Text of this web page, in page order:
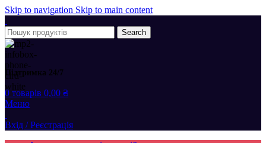
Skip to navigation Skip to main content
Search
Підтримка 24/7
0 товарів 0,00 ₴
Меню
Вхід / Реєстрація